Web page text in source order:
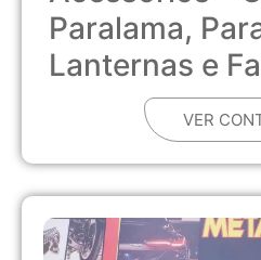
Paralama,
Lanternas e
VER